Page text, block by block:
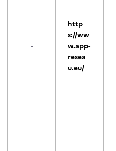
-
http
s://ww
w.app-
resea
u.eu/